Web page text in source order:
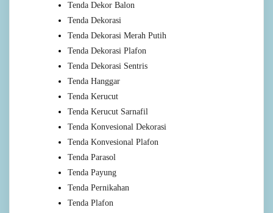
Tenda Dekor Balon
Tenda Dekorasi
Tenda Dekorasi Merah Putih
Tenda Dekorasi Plafon
Tenda Dekorasi Sentris
Tenda Hanggar
Tenda Kerucut
Tenda Kerucut Sarnafil
Tenda Konvesional Dekorasi
Tenda Konvesional Plafon
Tenda Parasol
Tenda Payung
Tenda Pernikahan
Tenda Plafon